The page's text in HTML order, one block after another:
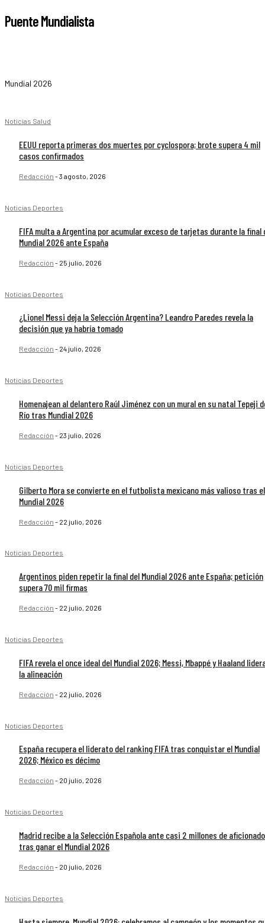
Puente Mundialista
Mundial 2026
Noticias Salud
EEUU reporta primeras dos muertes por cyclospora; brote supera 4 mil
casos confirmados
Redacción -3 agosto, 2026
Noticias Deportes
FIFA multa a Argentina por acumular exceso de tarjetas durante la final
Mundial 2026 ante España
Redacción - 25 julio, 2026
Noticias Deportes
¿Lionel Messi deja la Selección Argentina? Leandro Paredes revela la
decisión que ya habría tomado
Redacción - 24 julio, 2026
Noticias Deportes
Homenajean al delantero Raúl Jiménez con un mural en su natal Tepeji
Río tras Mundial 2026
Redacción - 23 julio, 2026
Noticias Deportes
Gilberto Mora se convierte en el futbolista mexicano más valioso tras el
Mundial 2026
Redacción - 22 julio, 2026
Noticias Deportes
Argentinos piden repetir la final del Mundial 2026 ante España; petición
supera 70 mil firmas
Redacción - 22 julio, 2026
Noticias Deportes
FIFA revela el once ideal del Mundial 2026; Messi, Mbappé y Haaland
la alineación
Redacción - 22 julio, 2026
Noticias Deportes
España recupera el liderato del ranking FIFA tras conquistar el Mundial
2026; México es décimo
Redacción - 20 julio, 2026
Noticias Deportes
Madrid recibe a la Selección Española ante casi 2 millones de
tras ganar el Mundial 2026
Redacción - 20 julio, 2026
Noticias Deportes